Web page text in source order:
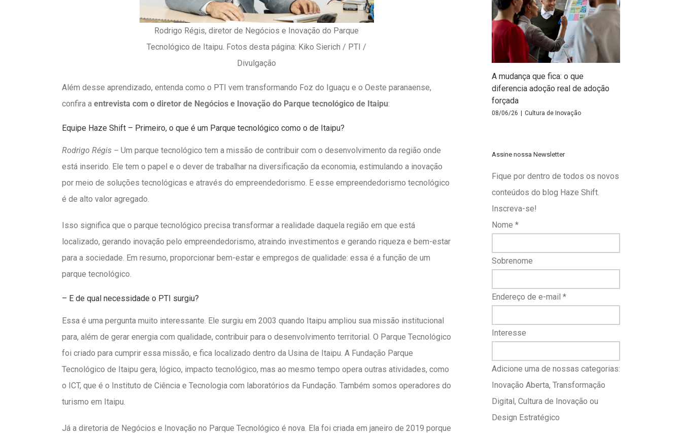
Rodrigo Régis, diretor de Negócios e Inovação do Parque
Tecnológico de Itaipu. Fotos desta página: Kiko Sierich / PTI /
Divulgação
Além desse aprendizado, entenda como o PTI vem transformando Foz do Iguaçu e o Oeste paranaense,
confira a entrevista com o diretor de Negócios e Inovação do Parque tecnológico de Itaipu:
Equipe Haze Shift – Primeiro, o que é um Parque tecnológico como o de Itaipu?
Rodrigo Régis – Um parque tecnológico tem a missão de contribuir com o desenvolvimento da região onde
está inserido. Ele tem o papel e o dever de trabalhar na diversificação da economia, estimulando a inovação
por meio de soluções tecnológicas e através do empreendedorismo. E esse empreendedorismo tecnológico
é de alto valor agregado.
Isso significa que o parque tecnológico precisa transformar a realidade daquela região em que está
localizado, gerando inovação pelo empreendedorismo, atraindo investimentos e gerando riqueza e bem-estar
para a sociedade. Em resumo, proporcionar bem-estar e empregos de qualidade: essa é a função de um
parque tecnológico.
– E de qual necessidade o PTI surgiu?
Essa é uma pergunta muito interessante. Ele surgiu em 2003 quando Itaipu ampliou sua missão institucional
para, além de gerar energia com qualidade, contribuir para o desenvolvimento territorial. O Parque Tecnológico
foi criado para cumprir essa missão, e fica localizado dentro da Usina de Itaipu. A Fundação Parque
Tecnológico de Itaipu gera, lógico, impacto tecnológico, mas ao mesmo tempo opera outras atividades, como
o ICT, que é o Instituto de Ciência e Tecnologia com laboratórios da Fundação. Também somos operadores do
turismo em Itaipu.
Já a diretoria de Negócios e Inovação no Parque Tecnológico é nova. Ela foi criada em janeiro de 2019 porque
A mudança que fica: o que
diferencia adoção real de adoção
forçada
08/06/26 Cultura de Inovação
Assine nossa Newsletter
Fique por dentro de todos os novos
conteúdos do blog Haze Shift.
Inscreva-se!
Nome *
Sobrenome
Endereço de e-mail *
Interesse
Adicione uma de nossas categorias:
Inovação Aberta, Transformação
Digital, Cultura de Inovação ou
Design Estratégico